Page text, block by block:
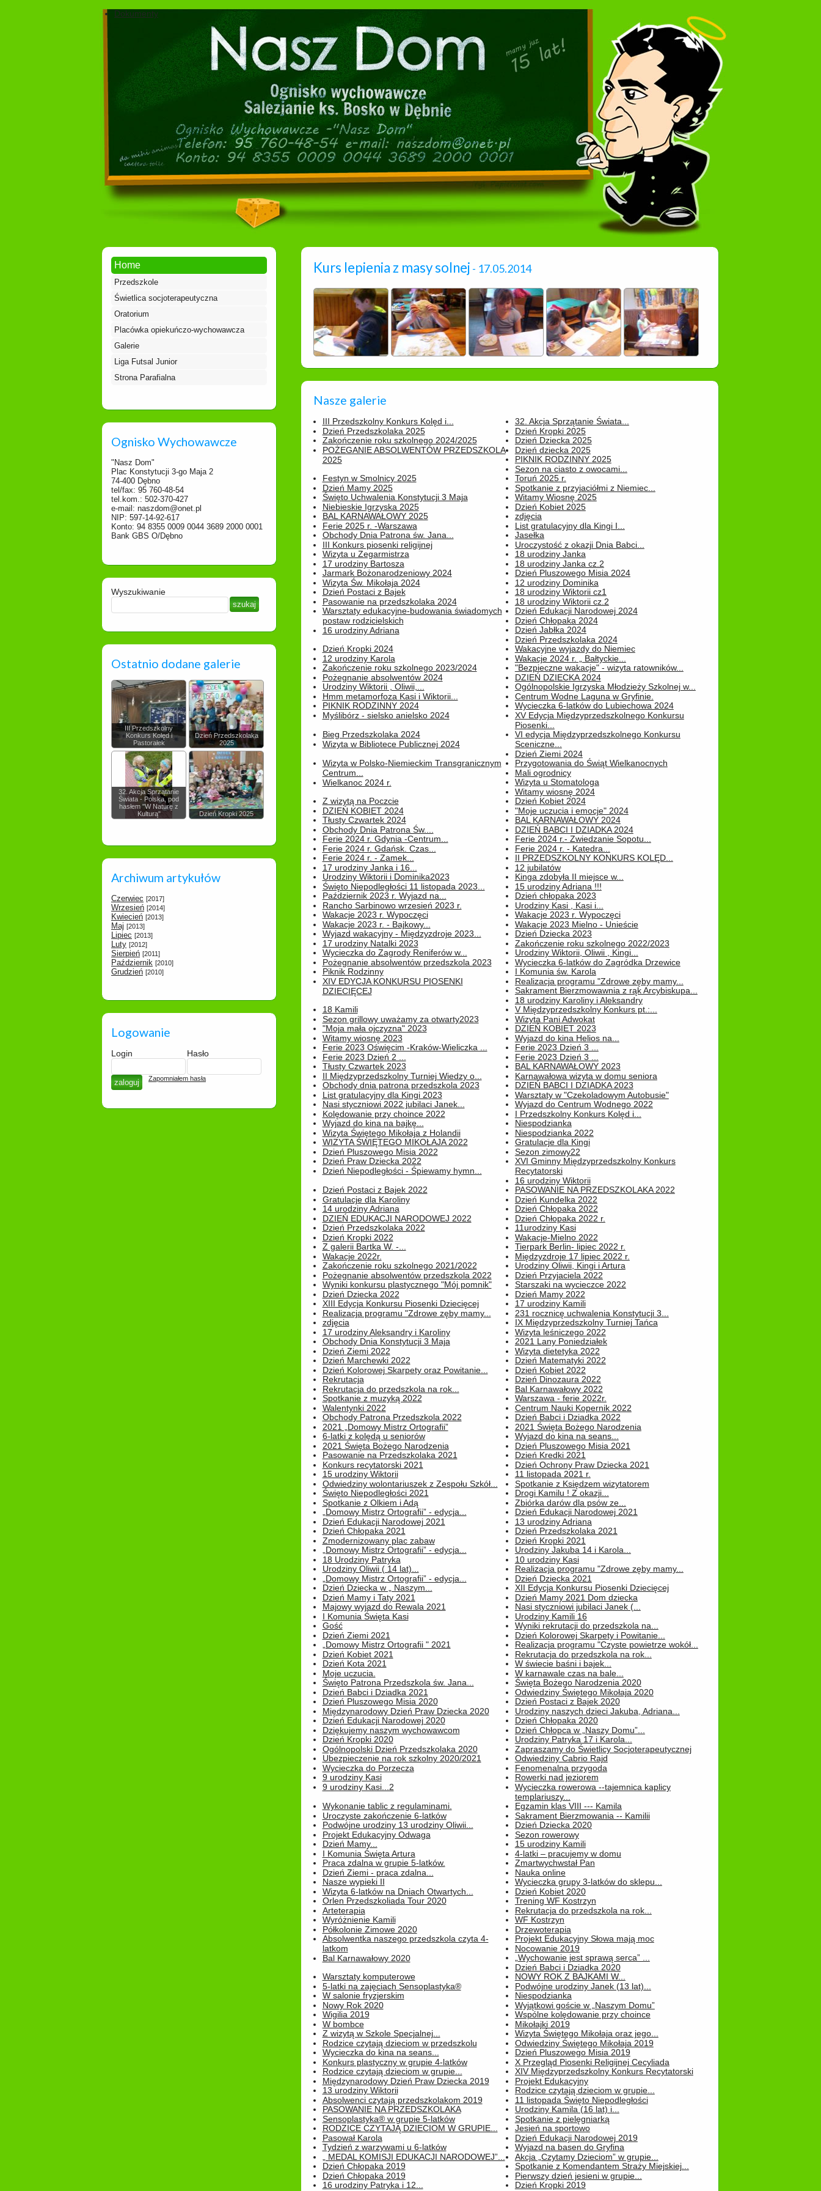
Dokumenty
Home
Przedszkole
Świetlica socjoterapeutyczna
Oratorium
Placówka opiekuńczo-wychowawcza
Galerie
Liga Futsal Junior
Strona Parafialna
Ognisko Wychowawcze
"Nasz Dom"
Plac Konstytucji 3-go Maja 2
74-400 Dębno
tel/fax: 95 760-48-54
tel.kom.: 502-370-427
e-mail: naszdom@onet.pl
NIP: 597-14-92-617
Konto: 94 8355 0009 0044 3689 2000 0001
Bank GBS O/Dębno
Wyszukiwanie
Ostatnio dodane galerie
III Przedszkolny
Konkurs Kolęd i
Pastorałek
Dzień Przedszkolaka
2025
32. Akcja Sprzątanie
Świata - Polska, pod
hasłem "W Naturę z
Kulturą"
Dzień Kropki 2025
Archiwum artykułów
Czerwiec [2017]
Wrzesień [2014]
Kwiecień [2013]
Maj [2013]
Lipiec [2013]
Luty [2012]
Sierpień [2011]
Październik [2010]
Grudzień [2010]
Logowanie
Login Hasło
Zapomniałem hasła
Kurs lepienia z masy solnej - 17.05.2014
Nasze galerie
III Przedszkolny Konkurs Kolęd i...
Dzień Przedszkolaka 2025
32. Akcja Sprzątanie Świata...
Dzień Kropki 2025
Zakończenie roku szkolnego 2024/2025
POŻEGANIE ABSOLWENTÓW PRZEDSZKOLA
2025
Dzień Dziecka 2025
Dzień dziecka 2025
PIKNIK RODZINNY 2025
Sezon na ciasto z owocami...
Festyn w Smolnicy 2025
Dzień Mamy 2025
Toruń 2025 r.
Spotkanie z przyjaciółmi z Niemiec...
Święto Uchwalenia Konstytucji 3 Maja
Niebieskie Igrzyska 2025
Witamy Wiosnę 2025
Dzień Kobiet 2025
BAL KARNAWAŁOWY 2025
Ferie 2025 r. -Warszawa
zdjęcia
List gratulacyjny dla Kingi I...
Obchody Dnia Patrona św. Jana...
III Konkurs piosenki religijnej
Jasełka
Uroczystość z okazji Dnia Babci...
Wizyta u Zegarmistrza
17 urodziny Bartosza
18 urodziny Janka
18 urodziny Janka cz.2
Jarmark Bożonarodzeniowy 2024
Wizyta Św. Mikołaja 2024
Dzień Pluszowego Misia 2024
12 urodziny Dominika
Dzień Postaci z Bajek
Pasowanie na przedszkolaka 2024
18 urodziny Wiktorii cz1
18 urodziny Wiktorii cz.2
Warsztaty edukacyjne-budowania świadomych
postaw rodzicielskich
16 urodziny Adriana
Dzień Edukacji Narodowej 2024
Dzień Chłopaka 2024
Dzień Jabłka 2024
Dzień Przedszkolaka 2024
Dzień Kropki 2024
12 urodziny Karola
Wakacyjne wyjazdy do Niemiec
Wakacje 2024 r. „ Bałtyckie...
Zakończenie roku szkolnego 2023/2024
Pożegnanie absolwentów 2024
"Bezpieczne wakacje" - wizyta ratowników...
DZIEŃ DZIECKA 2024
Urodziny Wiktorii , Oliwii,...
Hmm metamorfoza Kasi i Wiktorii...
Ogólnopolskie Igrzyska Młodzieży Szkolnej w...
Centrum Wodne Laguna w Gryfinie.
PIKNIK RODZINNY 2024
Myślibórz - sielsko anielsko 2024
Wycieczka 6-latków do Lubiechowa 2024
XV Edycja Międzyprzedszkolnego Konkursu
Piosenki...
Bieg Przedszkolaka 2024
Wizyta w Bibliotece Publicznej 2024
VI edycja Międzyprzedszkolnego Konkursu
Sceniczne...
Dzień Ziemi 2024
Wizyta w Polsko-Niemieckim Transgranicznym
Centrum...
Wielkanoc 2024 r.
Przygotowania do Świąt Wielkanocnych
Mali ogrodnicy
Wizyta u Stomatologa
Witamy wiosnę 2024
Z wizytą na Poczcie
DZIEŃ KOBIET 2024
Dzień Kobiet 2024
"Moje uczucia i emocje" 2024
Tłusty Czwartek 2024
Obchody Dnia Patrona Św....
BAL KARNAWAŁOWY 2024
DZIEŃ BABCI I DZIADKA 2024
Ferie 2024 r. Gdynia -Centrum...
Ferie 2024 r. Gdańsk. Czas...
Ferie 2024 r.- Zwiedzanie Sopotu...
Ferie 2024 r. - Katedra...
Ferie 2024 r. - Zamek...
17 urodziny Janka i 16...
II PRZEDSZKOLNY KONKURS KOLĘD...
12 jubilatów
Urodziny Wiktorii i Dominika2023
Święto Niepodległości 11 listopada 2023...
Kinga zdobyła II miejsce w...
15 urodziny Adriana !!!
Październik 2023 r. Wyjazd na...
Rancho Sarbinowo wrzesień 2023 r.
Dzień chłopaka 2023
Urodziny Kasi , Kasi i...
Wakacje 2023 r. Wypoczęci
Wakacje 2023 r. - Bajkowy...
Wakacje 2023 r. Wypoczęci
Wakacje 2023 Mielno - Unieście
Wyjazd wakacyjny - Międzyzdroje 2023...
17 urodziny Natalki 2023
Dzień Dziecka 2023
Zakończenie roku szkolnego 2022/2023
Wycieczka do Zagrody Reniferów w...
Pożegnanie absolwentów przedszkola 2023
Urodziny Wiktorii, Oliwii , Kingi...
Wycieczka 6-latków do Zagródka Drzewice
Piknik Rodzinny
XIV EDYCJA KONKURSU PIOSENKI
DZIECIĘCEJ
I Komunia św. Karola
Realizacja programu "Zdrowe zęby mamy...
Sakrament Bierzmowawnia z rąk Arcybiskupa...
18 urodziny Karoliny i Aleksandry
18 Kamili
Sezon grillowy uważamy za otwarty2023
V Międzyprzedszkolny Konkurs pt.:...
Wizyta Pani Adwokat
"Moja mała ojczyzna" 2023
Witamy wiosnę 2023
DZIEŃ KOBIET 2023
Wyjazd do kina Helios na...
Ferie 2023 Oświęcim -Kraków-Wieliczka ...
Ferie 2023 Dzień 2 ...
Ferie 2023 Dzień 3 ...
Ferie 2023 Dzień 3 ...
Tłusty Czwartek 2023
II Międzyprzedszkolny Turniej Wiedzy o...
BAL KARNAWAŁOWY 2023
Karnawałowa wizyta w domu seniora
Obchody dnia patrona przedszkola 2023
List gratulacyjny dla Kingi 2023
DZIEŃ BABCI I DZIADKA 2023
Warsztaty w "Czekoladowym Autobusie"
Nasi styczniowi 2022 jubilaci Janek...
Kolędowanie przy choince 2022
Wyjazd do Centrum Wodnego 2022
I Przedszkolny Konkurs Kolęd i...
Wyjazd do kina na bajkę...
Wizyta Świętego Mikołaja z Holandii
Niespodzianka
Niespodzianka 2022
WIZYTA ŚWIĘTEGO MIKOŁAJA 2022
Dzień Pluszowego Misia 2022
Gratulacje dla Kingi
Sezon zimowy22
Dzień Praw Dziecka 2022
Dzień Niepodległości - Śpiewamy hymn...
XVI Gminny Międzyprzedszkolny Konkurs
Recytatorski
16 urodziny Wiktorii
Dzień Postaci z Bajek 2022
Gratulacje dla Karoliny
PASOWANIE NA PRZEDSZKOLAKA 2022
Dzień Kundelka 2022
14 urodziny Adriana
DZIEŃ EDUKACJI NARODOWEJ 2022
Dzień Chłopaka 2022
Dzień Chłopaka 2022 r.
Dzień Przedszkolaka 2022
Dzień Kropki 2022
11urodziny Kasi
Wakacje-Mielno 2022
Z galerii Bartka W. -...
Wakacje 2022r.
Tierpark Berlin- lipiec 2022 r.
Międzyzdroje 17 lipiec 2022 r.
Zakończenie roku szkolnego 2021/2022
Pożegnanie absolwentów przedszkola 2022
Urodziny Oliwii, Kingi i Artura
Dzień Przyjaciela 2022
Wyniki konkursu plastycznego "Mój pomnik"
Dzień Dziecka 2022
Starszaki na wycieczce 2022
Dzień Mamy 2022
XIII Edycja Konkursu Piosenki Dziecięcej
Realizacja programu "Zdrowe zęby mamy...
17 urodziny Kamili
231 rocznicę uchwalenia Konstytucji 3...
zdjęcia
17 urodziny Aleksandry i Karoliny
IX Międzyprzedszkolny Turniej Tańca
Wizyta leśniczego 2022
Obchody Dnia Konstytucji 3 Maja
Dzień Ziemi 2022
2021 Lany Poniedziałek
Wizyta dietetyka 2022
Dzień Marchewki 2022
Dzień Kolorowej Skarpety oraz Powitanie...
Dzień Matematyki 2022
Dzień Kobiet 2022
Rekrutacja
Rekrutacja do przedszkola na rok...
Dzień Dinozaura 2022
Bal Karnawałowy 2022
Spotkanie z muzyką 2022
Walentynki 2022
Warszawa - ferie 2022r.
Centrum Nauki Kopernik 2022
Obchody Patrona Przedszkola 2022
2021 „Domowy Mistrz Ortografii”
Dzień Babci i Dziadka 2022
2021 Święta Bożego Narodzenia
6-latki z kolędą u seniorów
2021 Święta Bożego Narodzenia
Wyjazd do kina na seans...
Dzień Pluszowego Misia 2021
Pasowanie na Przedszkolaka 2021
Konkurs recytatorski 2021
Dzień Kredki 2021
Dzień Ochrony Praw Dziecka 2021
15 urodziny Wiktorii
Odwiedziny wolontariuszek z Zespołu Szkół...
11 listopada 2021 r.
Spotkanie z Księdzem wizytatorem
Święto Niepodległości 2021
Spotkanie z Olkiem i Adą
Drogi Kamilu ! Z okazji...
Zbiórka darów dla psów ze...
„Domowy Mistrz Ortografii” - edycja...
Dzień Edukacji Narodowej 2021
Dzień Edukacji Narodowej 2021
13 urodziny Adriana
Dzień Chłopaka 2021
Zmodernizowany plac zabaw
Dzień Przedszkolaka 2021
Dzień Kropki 2021
„Domowy Mistrz Ortografii” - edycja...
18 Urodziny Patryka
Urodziny Jakuba 14 i Karola...
10 urodziny Kasi
Urodziny Oliwii ( 14 lat)...
„Domowy Mistrz Ortografii” - edycja...
Realizacja programu "Zdrowe zęby mamy...
Dzień Dziecka 2021
Dzień Dziecka w „ Naszym...
Dzień Mamy i Taty 2021
XII Edycja Konkursu Piosenki Dziecięcej
Dzień Mamy 2021 Dom dziecka
Majowy wyjazd do Rewala 2021
I Komunia Święta Kasi
Nasi styczniowi jubilaci Janek (...
Urodziny Kamili 16
Gość
Dzień Ziemi 2021
Wyniki rekrutacji do przedszkola na...
Dzień Kolorowej Skarpety i Powitanie...
„Domowy Mistrz Ortografii " 2021
Dzień Kobiet 2021
Realizacja programu "Czyste powietrze wokół...
Rekrutacja do przedszkola na rok...
Dzień Kota 2021
Moje uczucia.
W świecie baśni i bajek...
W karnawale czas na bale...
Święto Patrona Przedszkola św. Jana...
Dzień Babci i Dziadka 2021
Święta Bożego Narodzenia 2020
Odwiedziny Świętego Mikołaja 2020
Dzień Pluszowego Misia 2020
Międzynarodowy Dzień Praw Dziecka 2020
Dzień Postaci z Bajek 2020
Urodziny naszych dzieci Jakuba, Adriana...
Dzień Edukacji Narodowej 2020
Dziękujemy naszym wychowawcom
Dzień Chłopaka 2020
Dzień Chłopca w „Naszy Domu”...
Dzień Kropki 2020
Ogólnopolski Dzień Przedszkolaka 2020
Urodziny Patryka 17 i Karola...
Zapraszamy do Świetlicy Socjoterapeutycznej
Ubezpieczenie na rok szkolny 2020/2021
Wycieczka do Porzecza
Odwiedziny Cabrio Rajd
Fenomenalna przygoda
9 urodziny Kasi
9 urodziny Kasi...2
Rowerki nad jeziorem
Wycieczka rowerowa --tajemnica kaplicy
templariuszy...
Wykonanie tablic z regulaminami.
Uroczyste zakończenie 6-latków
Egzamin klas VIII --- Kamila
Sakrament Bierzmowania -- Kamilii
Podwójne urodziny 13 urodziny Oliwii...
Projekt Edukacyjny Odwaga
Dzień Dziecka 2020
Sezon rowerowy
Dzień Mamy...
I Komunia Święta Artura
15 urodziny Kamili
4-latki – pracujemy w domu
Praca zdalna w grupie 5-latków.
Dzień Ziemi - praca zdalna...
Zmartwychwstał Pan
Nauka online
Nasze wypieki II
Wizyta 6-latków na Dniach Otwartych...
Wycieczka grupy 3-latków do sklepu...
Dzień Kobiet 2020
Orlen Przedszkoliada Tour 2020
Arteterapia
Trening WF Kostrzyn
Rekrutacja do przedszkola na rok...
Wyróżnienie Kamili
Półkolonie Zimowe 2020
WF Kostrzyn
Drzewoterapia
Absolwentka naszego przedszkola czyta 4-
latkom
Bal Karnawałowy 2020
Projekt Edukacyjny Słowa mają moc
Nocowanie 2019
„Wychowanie jest sprawą serca” ...
Dzień Babci i Dziadka 2020
Warsztaty komputerowe
5-latki na zajęciach Sensoplastyka®
NOWY ROK Z BAJKAMI W...
Podwójne urodziny Janek (13 lat)...
W salonie fryzjerskim
Nowy Rok 2020
Niespodzianka
Wyjątkowi goście w „Naszym Domu”
Wigilia 2019
W bombce
Wspólne kolędowanie przy choince
Mikołajki 2019
Z wizytą w Szkole Specjalnej...
Rodzice czytają dzieciom w przedszkolu
Wizyta Świętego Mikołaja oraz jego...
Odwiedziny Świętego Mikołaja 2019
Wycieczka do kina na seans...
Konkurs plastyczny w grupie 4-latków
Dzień Pluszowego Misia 2019
X Przegląd Piosenki Religijnej Cecyliada
Rodzice czytają dzieciom w grupie...
Międzynarodowy Dzień Praw Dziecka 2019
XIV Międzyprzedszkolny Konkurs Recytatorski
Projekt Edukacyjny
13 urodziny Wiktorii
Absolwenci czytają przedszkolakom 2019
Rodzice czytają dzieciom w grupie...
11 listopada Święto Niepodległości
PASOWANIE NA PRZEDSZKOLAKA
Sensoplastyka® w grupie 5-latków
Urodziny Kamila (16 lat) i...
Spotkanie z pielęgniarką
RODZICE CZYTAJĄ DZIECIOM W GRUPIE...
Pasował Karola
Jesień na sportowo
Dzień Edukacji Narodowej 2019
Tydzień z warzywami u 6-latków
„ MEDAL KOMISJI EDUKACJI NARODOWEJ”...
Wyjazd na basen do Gryfina
Akcja „Czytamy Dzieciom” w grupie...
Dzień Chłopaka 2019
Dzień Chłopaka 2019
Spotkanie z Komendantem Straży Miejskiej...
Pierwszy dzień jesieni w grupie...
16 urodziny Patryka i 12...
Dzień Kropki 2019